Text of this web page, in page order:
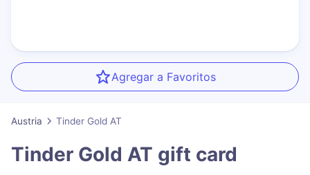
Agregar a Favoritos
Austria Tinder Gold AT
Tinder Gold AT gift card